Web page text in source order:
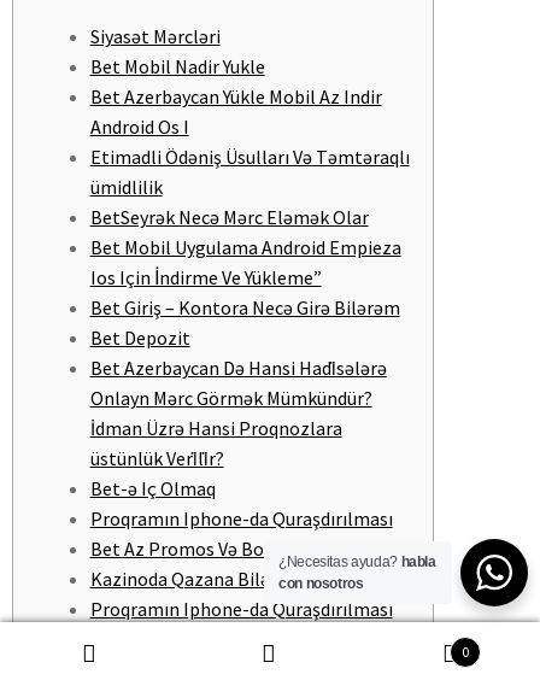
Siyasət Mərcləri
Bet Mobil Nadir Yukle
Bet Azerbaycan Yükle Mobil Az Indir
Android Os I
Etimadli Ödəniş Üsulları Və Təmtəraqlı
ümidlilik
BetSeyrək Necə Mərc Eləmək Olar
Bet Mobil Uygulama Android Empieza
Ios Için İndirme Ve Yükleme”
Bet Giriş – Kontora Necə Girə Bilərəm
Bet Depozit
Bet Azerbaycan Də Hansi Hadi̇sələrə
Onlayn Mərc Görmək Mümkündür?
İdman Üzrə Hansi Proqnozlara
üstünlük Veri̇li̇r?
Bet-ə Iç Olmaq
Proqramın Iphone-da Quraşdırılması
Bet Az Promos Və Bonuslar
Kazinoda Qazana Bilərsən?
Proqramın Iphone-da Quraşdırılması
Bet Tətbiqetmədə Qeydiyyat
Veb Saytımızdan Bağlantıları
0
¿Necesitas ayuda? habla
con nosotros